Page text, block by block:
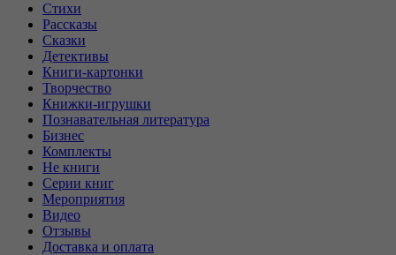
Стихи
Рассказы
Сказки
Детективы
Книги-картонки
Творчество
Книжки-игрушки
Познавательная литература
Бизнес
Комплекты
Не книги
Серии книг
Мероприятия
Видео
Отзывы
Доставка и оплата